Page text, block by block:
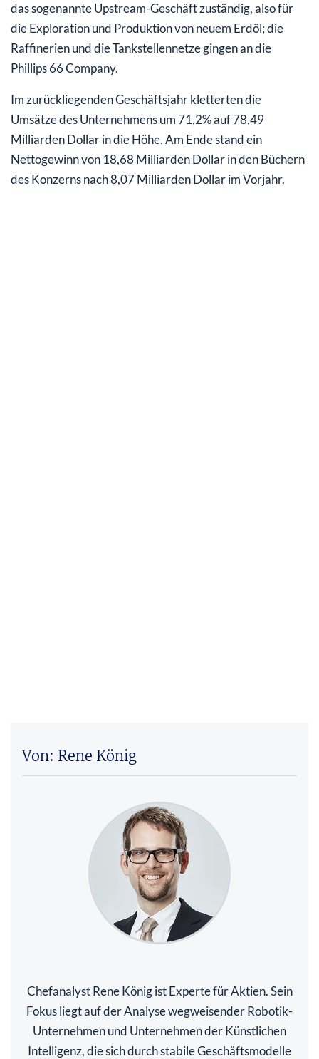
das sogenannte Upstream-Geschäft zuständig, also für
die Exploration und Produktion von neuem Erdöl; die
Raffinerien und die Tankstellennetze gingen an die
Phillips 66 Company.
Im zurückliegenden Geschäftsjahr kletterten die
Umsätze des Unternehmens um 71,2% auf 78,49
Milliarden Dollar in die Höhe. Am Ende stand ein
Nettogewinn von 18,68 Milliarden Dollar in den Büchern
des Konzerns nach 8,07 Milliarden Dollar im Vorjahr.
Von: Rene König
Chefanalyst Rene König ist Experte für Aktien. Sein
Fokus liegt auf der Analyse wegweisender Robotik-
Unternehmen und Unternehmen der Künstlichen
Intelligenz, die sich durch stabile Geschäftsmodelle